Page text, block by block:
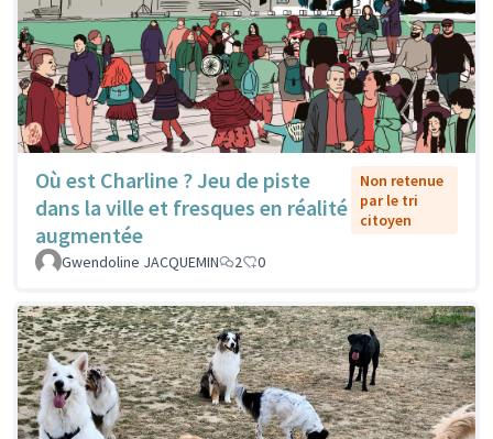
Où est Charline ? Jeu de piste
dans la ville et fresques en réalité
augmentée
Non retenue
par le tri
citoyen
Gwendoline JACQUEMIN 2 0